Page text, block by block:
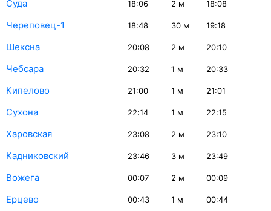
Суда 18:06 2 м 18:08
Череповец-1 18:48 30 м 19:18
Шексна 20:08 2 м 20:10
Чебсара 20:32 1 м 20:33
Кипелово 21:00 1 м 21:01
Сухона 22:14 1 м 22:15
Харовская 23:08 2 м 23:10
Кадниковский 23:46 3 м 23:49
Вожега 00:07 2 м 00:09
Ерцево 00:43 1 м 00:44